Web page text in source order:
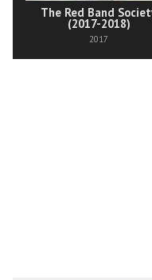
The Red Band
(2017-2018)
2017